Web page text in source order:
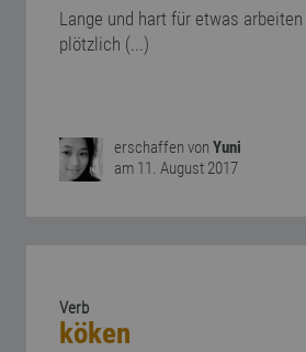
Lange und hart für etwas
plötzlich (...)
erschaffen vonYuni
am 11. August 2017
Verb
köken